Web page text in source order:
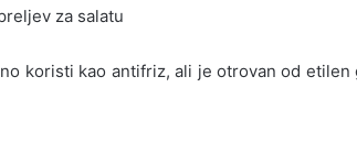
za salatu
koristi kao antifriz, ali je otrovan od